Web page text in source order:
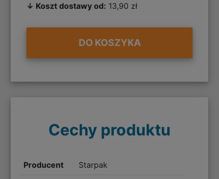
↓ Koszt dostawy od: 13,90 zł
DO KOSZYKA
Cechy produktu
Producent Starpak